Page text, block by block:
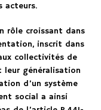
acteurs.
rôle croissant dans
inscrit dans
collectivités de
généralisation
d’un système
social a ainsi